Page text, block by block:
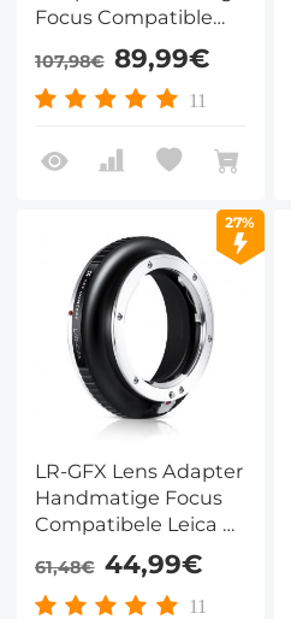
Focus Compatible
Pentax67 Lenzen
voor Fuji GFX Camera
Lichaam
107,98€ 89,99€
11
27%
LR-GFX Lens Adapter
Handmatige Focus
Compatibele Leica R
Lenzen voor Fuji GFX
Camera Lichaam
61,48€ 44,99€
11